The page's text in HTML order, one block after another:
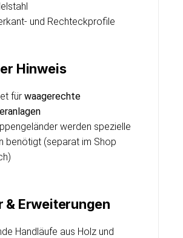
und Rechteckprofile
Hinweis
für waagerechte
werden spezielle
benötigt (separat im Shop
& Erweiterungen
Handläufe aus Holz und